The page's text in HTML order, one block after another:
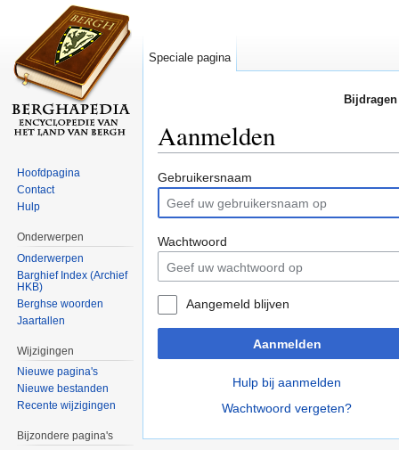
Aanmelden
Gebruikersnaam
Wachtwoord
Aangemeld blijven
Aanmelden
Hulp bij aanmelden
Wachtwoord vergeten?
Speciale pagina
Hoofdpagina
Contact
Hulp
Onderwerpen
Onderwerpen
Barghief Index (Archief
HKB)
Berghse woorden
Jaartallen
Wijzigingen
Nieuwe pagina's
Nieuwe bestanden
Recente wijzigingen
Bijzondere pagina's